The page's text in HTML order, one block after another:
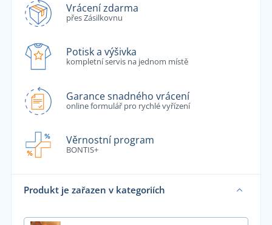
Vrácení zdarma
přes Zásilkovnu
Potisk a výšivka
kompletní servis na jednom místě
Garance snadného vrácení
online formulář pro rychlé vyřízení
Věrnostní program
BONTIS+
Produkt je zařazen v kategoriích